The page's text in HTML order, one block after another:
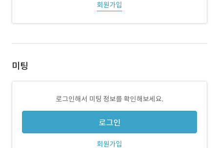
회원가입
미팅
로그인해서 미팅 정보를 확인해보세요.
로그인
회원가입